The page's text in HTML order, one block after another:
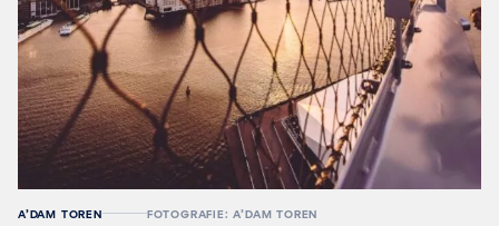
A’DAM TOREN FOTOGRAFIE: A’DAM TOREN